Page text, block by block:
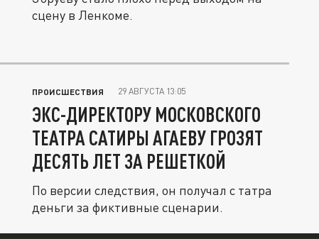
сцену в Ленкоме.
ПРОИСШЕСТВИЯ 29 АВГУСТА 13:05
ЭКС-ДИРЕКТОРУ МОСКОВСКОГО
ТЕАТРА САТИРЫ АГАЕВУ ГРОЗЯТ
ДЕСЯТЬ ЛЕТ ЗА РЕШЕТКОЙ
По версии следствия, он получал с татра
деньги за фиктивные сценарии.